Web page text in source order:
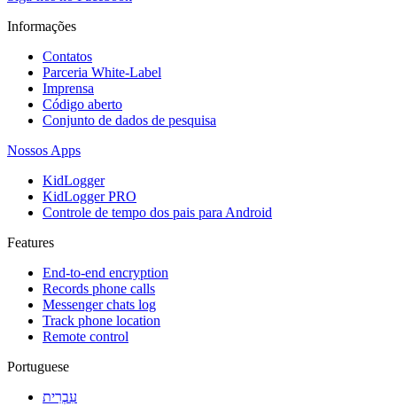
Informações
Contatos
Parceria White-Label
Imprensa
Código aberto
Conjunto de dados de pesquisa
Nossos Apps
KidLogger
KidLogger PRO
Controle de tempo dos pais para Android
Features
End-to-end encryption
Records phone calls
Messenger chats log
Track phone location
Remote control
Portuguese
עִבְרִית